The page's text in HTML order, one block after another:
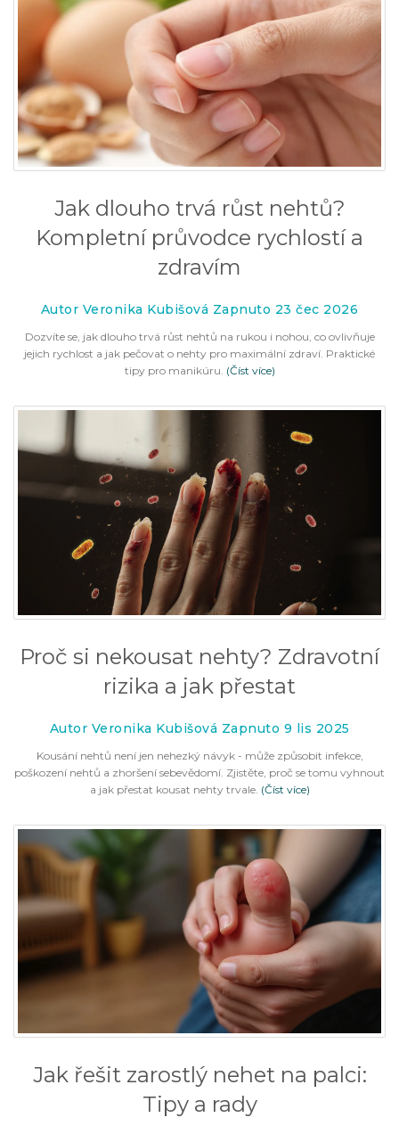
Jak dlouho trvá růst nehtů?
Kompletní průvodce rychlostí a
zdravím
Autor Veronika Kubišová Zapnuto 23 čec 2026
Dozvíte se, jak dlouho trvá růst nehtů na rukou i nohou, co ovlivňuje
jejich rychlost a jak pečovat o nehty pro maximální zdraví. Praktické
tipy pro manikúru. (Číst více)
Proč si nekousat nehty? Zdravotní
rizika a jak přestat
Autor Veronika Kubišová Zapnuto 9 lis 2025
Kousání nehtů není jen nehezký návyk - může způsobit infekce,
poškození nehtů a zhoršení sebevědomí. Zjistěte, proč se tomu vyhnout
a jak přestat kousat nehty trvale. (Číst více)
Jak řešit zarostlý nehet na palci:
Tipy a rady